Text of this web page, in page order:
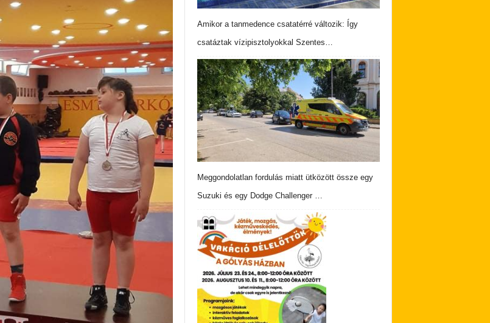
Amikor a tanmedence csatatérré változik: Így
csatáztak vízipisztolyokkal Szentes…
Meggondolatlan fordulás miatt ütközött össze egy
Suzuki és egy Dodge Challenger …